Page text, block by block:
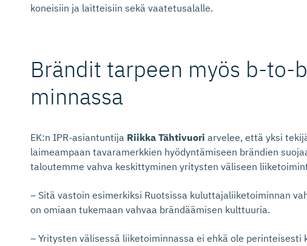
koneisiin ja laitteisiin sekä vaatetusalalle.
Brändit tarpeen myös b-
minnassa
EK:n IPR-asiantuntija Riikka Tähtivuori arvelee, että yksi
laimeampaan tavaramerkkien hyödyntämiseen brändien
taloutemme vahva keskittyminen yritysten väliseen
– Sitä vastoin esimerkiksi Ruotsissa kuluttajaliiketoiminnan
on omiaan tukemaan vahvaa brändäämisen kulttuuria.
– Yritysten välisessä liiketoiminnassa ei ehkä ole